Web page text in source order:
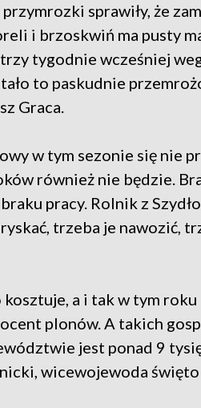
sprawiły, że
i brzoskwiń ma pusty
tygodnie wcześniej
to paskudnie
Graca.
w tym sezonie się nie
również nie będzie.
pracy. Rolnik z
trzeba je nawozić,
a i tak w tym
plonów. A takich
jest ponad 9
wicewojewoda